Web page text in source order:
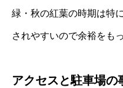
緑・秋の紅葉の時期は特
されやすいので余裕をも
アクセスと駐車場の